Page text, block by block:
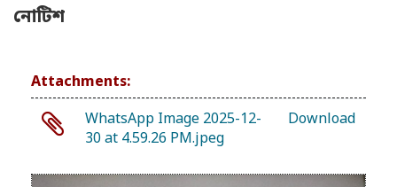
নোটিশ
Attachments:
WhatsApp Image 2025-12-
30 at 4.59.26 PM.jpeg
Download